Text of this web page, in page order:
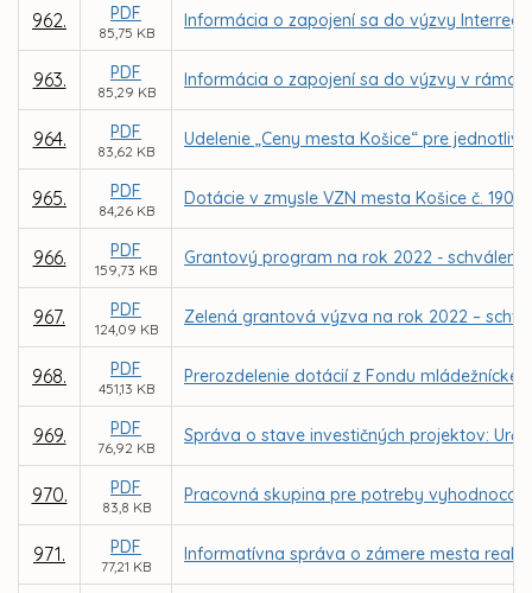
962. PDF
85,75 KB
Informácia o zapojení sa do výzvy Interreg
963. PDF
85,29 KB
Informácia o zapojení sa do výzvy v rámci
964. PDF
83,62 KB
Udelenie „Ceny mesta Košice“ pre
965. PDF
84,26 KB
Dotácie v zmysle VZN mesta Košice č. 190
966. PDF
159,73 KB
Grantový program na rok 2022 -
967. PDF
124,09 KB
Zelená grantová výzva na rok 2022 –
968. PDF
451,13 KB
Prerozdelenie dotácií z Fondu
969. PDF
76,92 KB
Správa o stave investičných projektov:
970. PDF
83,8 KB
Pracovná skupina pre potreby
971. PDF
77,21 KB
Informatívna správa o zámere mesta